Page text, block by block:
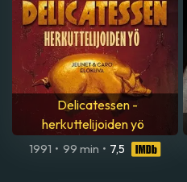
Delicatessen -
herkuttelijoiden yö
1991 • 99 min • 7,5